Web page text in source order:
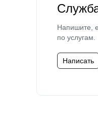
Напишите,
по услугам.
Написать